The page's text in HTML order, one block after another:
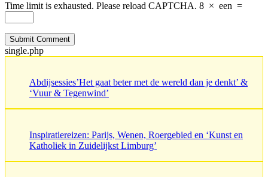
Time limit is exhausted. Please reload CAPTCHA. 8 × een =
single.php
Abdijsessies’Het gaat beter met de wereld dan je denkt’ &
‘Vuur & Tegenwind’
Inspiratiereizen: Parijs, Wenen, Roergebied en ‘Kunst en
Katholiek in Zuidelijkst Limburg’